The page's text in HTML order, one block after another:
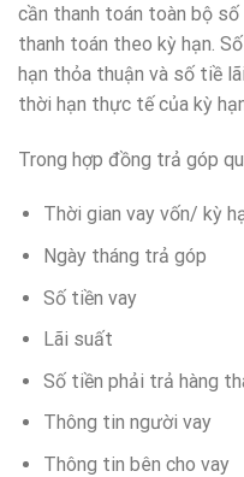
cần thanh toán toàn bộ
thanh toán theo kỳ hạn.
hạn thỏa thuận và số tiề
thời hạn thực tế của kỳ
Trong hợp đồng trả góp
Thời gian vay vốn/ kỳ
Ngày tháng trả góp
Số tiền vay
Lãi suất
Số tiền phải trả hàng
Thông tin người vay
Thông tin bên cho vay